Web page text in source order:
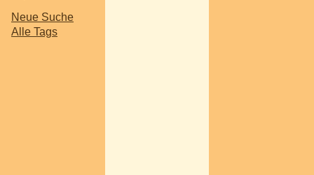
Neue Suche
Alle Tags